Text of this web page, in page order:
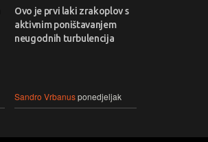
Ovo je prvi laki zrakoplov s
aktivnim poništavanjem
neugodnih turbulencija
Sandro Vrbanusponedjeljak